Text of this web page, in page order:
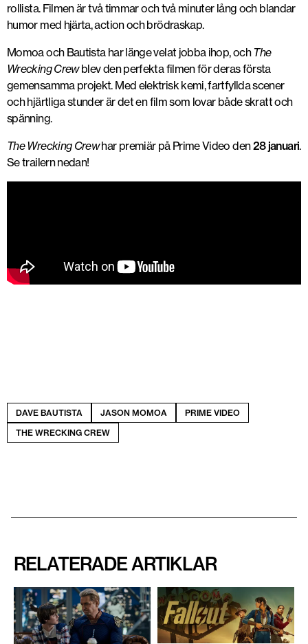
rollista. Filmen är två timmar och två minuter lång och blandar
humor med hjärta, action och brödraskap.
Momoa och Bautista har länge velat jobba ihop, och The
Wrecking Crewblev den perfekta filmen för deras första
gemensamma projekt. Med elektrisk kemi, fartfyllda scener
och hjärtliga stunder är det en film som lovar både skratt och
spänning.
The Wrecking Crewhar premiär på Prime Video den28 januari.
Se trailern nedan!
DAVE BAUTISTA JASON MOMOA
PRIME VIDEO
THE WRECKING CREW
RELATERADE ARTIKLAR